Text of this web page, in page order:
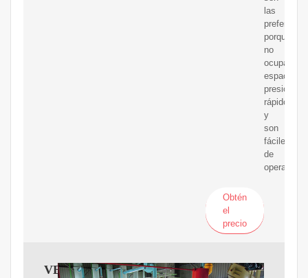
las
preferidas
porque
no
ocupan
espacio,
presionan
rápido
y
son
fáciles
de
operar.
Obtén
el
precio
VEVOR